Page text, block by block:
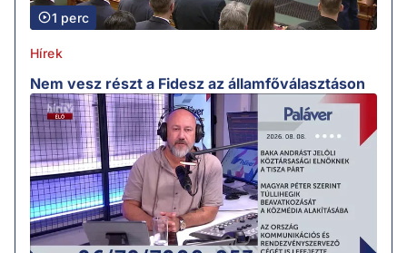
1 perc
Hírek
Nem vesz részt a Fidesz az államfőválasztáson